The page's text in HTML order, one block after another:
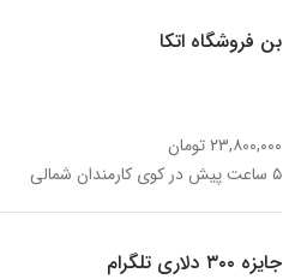
بن فروشگاه اتکا
۲۳,۸۰۰,۰۰۰ تومان
۵ ساعت پیش در کوی کارمندان شمالی
جایزه ۳۰۰ دلاری تلگرام